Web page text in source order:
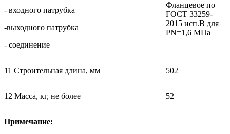
- входного патрубка
-выходного патрубка
- соединение
Фланцевое по
ГОСТ 33259-
2015 исп.В для
PN=1,6 МПа
11 Строительная длина, мм 502
12 Масса, кг, не более 52
Примечание: